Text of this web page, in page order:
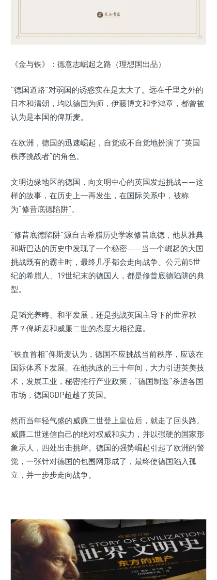
《金与铁》：德意志崛起之路（理想国出品）
“德国道路”对弱国的诱惑实在是太大了。远在千里之外的
日本和清朝，均以德国为师，伊藤博文和李鸿章，都曾被
认为是本国的俾斯麦。
在欧洲，德国的迅速崛起，自觉或不自觉地扮演了“英国
秩序挑战者”的角色。
文明边缘地区的德国，向文明中心的英国发起挑战——这
样的故事，在历史上一再发生，在国际关系中，被称
为“修昔底德陷阱”。
“修昔底德陷阱”源自古希腊历史学家修昔底德，他从雅典
和斯巴达的历史中发现了一个秘密——当一个崛起的大国
挑战既有的霸主时，最终几乎都会走向战争。公元前5世
纪的希腊人、19世纪末的德国人，都是修昔底德陷阱的典
型。
是韬光养晦、和平发展，还是挑战英国主导下的世界秩
序？俾斯麦和威廉二世的态度大相径庭。
“铁血首相”俾斯麦认为，德国不应挑战当前秩序，应该在
国际体系下发展。在他执政的三十年间，大力引进英美技
术，发展工业，秘密推行产业政策，“德国制造”杀进各国
市场，德国GDP超越了英国。
然而当年轻气盛的威廉二世登上皇位后，就走了回头路。
威廉二世迷信自己的绝对权威和实力，并以强硬的国家形
象示人，四处出击挑衅。德国的强势崛起引起了欧洲的警
觉，一张针对德国的包围网形成了，最终使德国陷入孤
立，并一步步走向战争。